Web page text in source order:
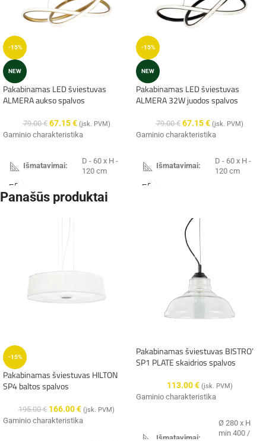
-15%
NEW
Pakabinamas LED šviestuvas
ALMERA aukso spalvos
79.00€ 67.15€ (įsk. PVM)
Gaminio charakteristika
Išmatavimai:
D - 60 x H -
120 cm
Integruotas
Medžiaga:
Gamintojas:
-15%
NEW
Pakabinamas LED šviestuvas
ALMERA 32W juodos spalvos
79.00€ 67.15€ (įsk. PVM)
Gaminio charakteristika
Išmatavimai:
D - 60 x H -
120 cm
Galingumas:
Hermetiškumas:
Spalva: juoda
Medžiaga:
metalas /
plastikas /
kristalai
Gamintojas:
Italux
Panašūs produktai
-15%
Pakabinamas šviestuvas HILTON
SP4 baltos spalvos
195.00€ 166.00€ (įsk. PVM)
Gaminio charakteristika
Pakabinamas šviestuvas BISTRO’
SP1 PLATE skaidrios spalvos
113.00€ (įsk. PVM)
Gaminio charakteristika
Išmatavimai:
Ø 280 x H
min 400 /